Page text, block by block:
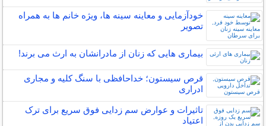
خودآزمایی و معاینه سینه ها، ویژه خانم ها به همراه
تصویر
بیماری هایی که زنان از مادرانشان به ارث می برند!
قرص سیستون؛ خداحافظی با سنگ کلیه و مجاری
ادراری
تاثیرات و عوارض سم زدایی فوق سریع برای ترک
اعتیاد